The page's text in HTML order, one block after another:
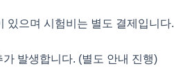
있으며 시험비는 별도 결제입니다.
발생합니다. (별도 안내 진행)